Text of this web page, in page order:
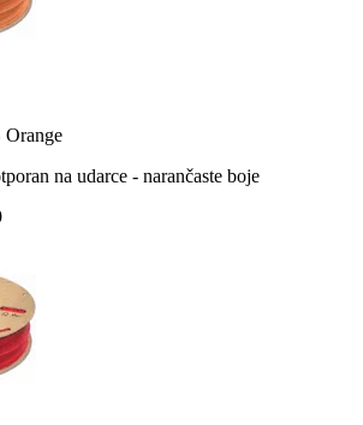
na udarce - narančaste boje